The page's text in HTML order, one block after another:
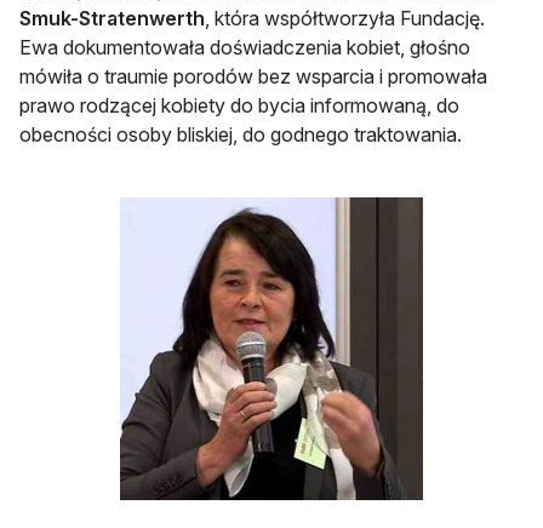
Smuk-Stratenwerth, która współtworzyła Fundację.
Ewa dokumentowała doświadczenia kobiet, głośno
mówiła o traumie porodów bez wsparcia i promowała
prawo rodzącej kobiety do bycia informowaną, do
obecności osoby bliskiej, do godnego traktowania.